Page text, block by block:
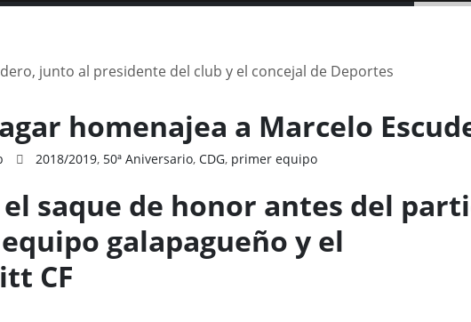
homenajea a Marcelo
2018/2019, 50ª Aniversario,CDG, primer equipo
saque de honor antes del
galapagueño y el
CF